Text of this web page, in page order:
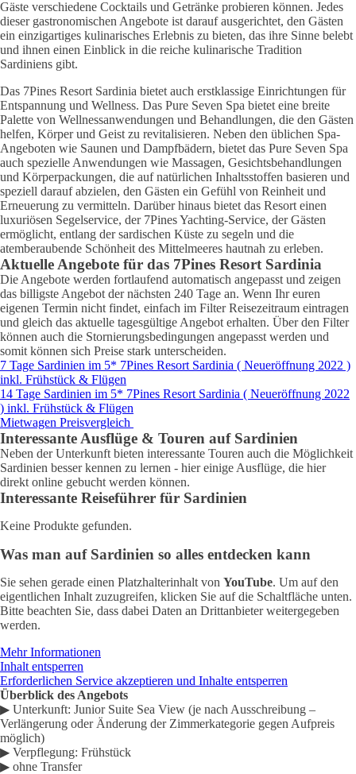
Gäste verschiedene Cocktails und Getränke probieren können. Jedes
dieser gastronomischen Angebote ist darauf ausgerichtet, den Gästen
ein einzigartiges kulinarisches Erlebnis zu bieten, das ihre Sinne belebt
und ihnen einen Einblick in die reiche kulinarische Tradition
Sardiniens gibt.
Das 7Pines Resort Sardinia bietet auch erstklassige Einrichtungen für
Entspannung und Wellness. Das Pure Seven Spa bietet eine breite
Palette von Wellnessanwendungen und Behandlungen, die den Gästen
helfen, Körper und Geist zu revitalisieren. Neben den üblichen Spa-
Angeboten wie Saunen und Dampfbädern, bietet das Pure Seven Spa
auch spezielle Anwendungen wie Massagen, Gesichtsbehandlungen
und Körperpackungen, die auf natürlichen Inhaltsstoffen basieren und
speziell darauf abzielen, den Gästen ein Gefühl von Reinheit und
Erneuerung zu vermitteln. Darüber hinaus bietet das Resort einen
luxuriösen Segelservice, der 7Pines Yachting-Service, der Gästen
ermöglicht, entlang der sardischen Küste zu segeln und die
atemberaubende Schönheit des Mittelmeeres hautnah zu erleben.
Aktuelle Angebote für das 7Pines Resort Sardinia
Die Angebote werden fortlaufend automatisch angepasst und zeigen
das billigste Angebot der nächsten 240 Tage an. Wenn Ihr euren
eigenen Termin nicht findet, einfach im Filter Reisezeitraum eintragen
und gleich das aktuelle tagesgültige Angebot erhalten. Über den Filter
können auch die Stornierungsbedingungen angepasst werden und
somit können sich Preise stark unterscheiden.
7 Tage Sardinien im 5* 7Pines Resort Sardinia ( Neueröffnung 2022 )
inkl. Frühstück & Flügen
14 Tage Sardinien im 5* 7Pines Resort Sardinia ( Neueröffnung 2022
) inkl. Frühstück & Flügen
Mietwagen Preisvergleich
Interessante Ausflüge & Touren auf Sardinien
Neben der Unterkunft bieten interessante Touren auch die Möglichkeit
Sardinien besser kennen zu lernen - hier einige Ausflüge, die hier
direkt online gebucht werden können.
Interessante Reiseführer für Sardinien
Keine Produkte gefunden.
Was man auf Sardinien so alles entdecken kann
Sie sehen gerade einen Platzhalterinhalt von YouTube. Um auf den
eigentlichen Inhalt zuzugreifen, klicken Sie auf die Schaltfläche unten.
Bitte beachten Sie, dass dabei Daten an Drittanbieter weitergegeben
werden.
Mehr Informationen
Inhalt entsperren
Erforderlichen Service akzeptieren und Inhalte entsperren
Überblick des Angebots
▶ Unterkunft: Junior Suite Sea View (je nach Ausschreibung –
Verlängerung oder Änderung der Zimmerkategorie gegen Aufpreis
möglich)
▶ Verpflegung: Frühstück
▶ ohne Transfer